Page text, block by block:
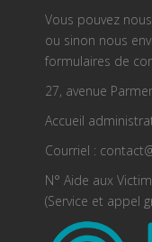
Vous pouvez
ou sinon nous
formulaires de
27, avenue
Accueil
Courriel :
N° Aide aux
(Service et appel